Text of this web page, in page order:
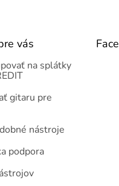
vás
na splátky
gitaru pre
nástroje
podpora